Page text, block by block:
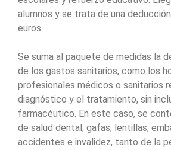
alumnos y se trata de una
euros.
Se suma al paquete de medidas la
de los gastos sanitarios, como los
profesionales médicos o sanitarios
diagnóstico y el tratamiento, sin
farmacéutico. En este caso, se
de salud dental, gafas, lentillas,
accidentes e invalidez, tanto de la